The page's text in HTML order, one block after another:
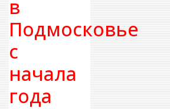
в
Подмосковье
с
начала
года